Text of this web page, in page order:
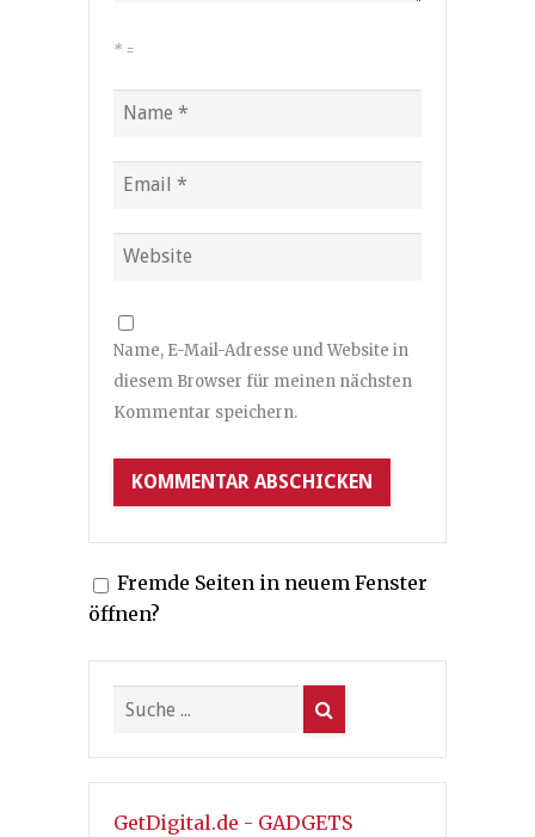
* =
Name, E-Mail-Adresse und Website in
diesem Browser für meinen nächsten
Kommentar speichern.
Fremde Seiten in neuem Fenster
öffnen?
GetDigital.de - GADGETS